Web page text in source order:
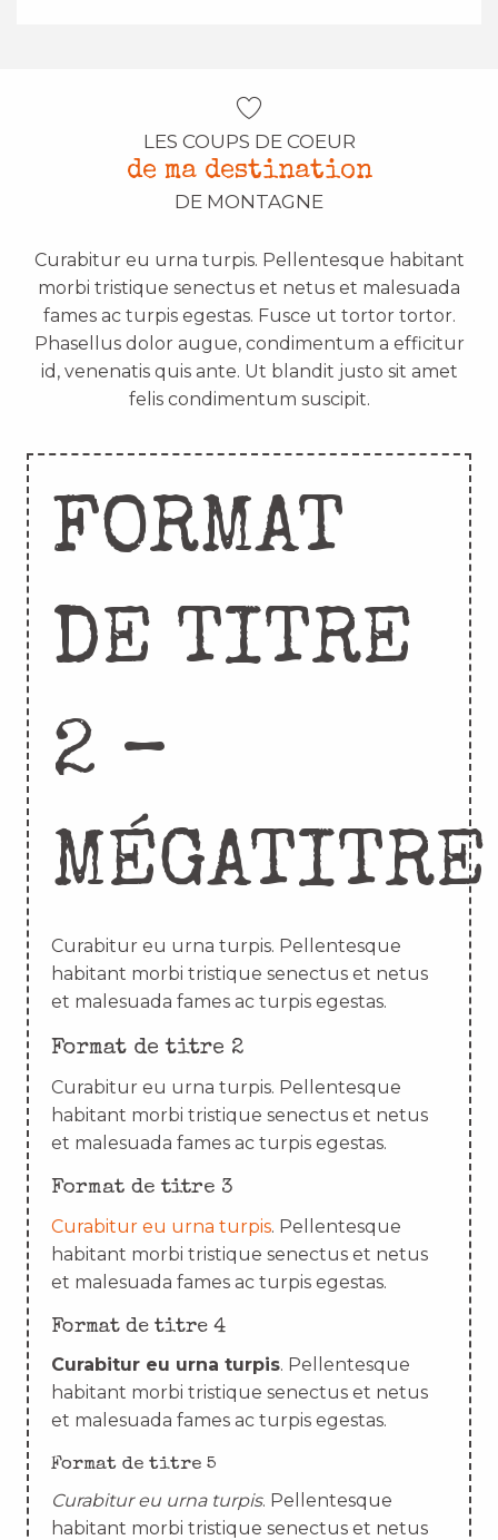
LES COUPS DE COEUR
de ma destination
DE MONTAGNE
Curabitur eu urna turpis. Pellentesque habitant
morbi tristique senectus et netus et malesuada
fames ac turpis egestas. Fusce ut tortor tortor.
Phasellus dolor augue, condimentum a efficitur
id, venenatis quis ante. Ut blandit justo sit amet
felis condimentum suscipit.
FORMAT
DE TITRE
2 –
MÉGATITRE
Curabitur eu urna turpis. Pellentesque
habitant morbi tristique senectus et netus
et malesuada fames ac turpis egestas.
Format de titre 2
Curabitur eu urna turpis. Pellentesque
habitant morbi tristique senectus et netus
et malesuada fames ac turpis egestas.
Format de titre 3
Curabitur eu urna turpis. Pellentesque
habitant morbi tristique senectus et netus
et malesuada fames ac turpis egestas.
Format de titre 4
Curabitur eu urna turpis. Pellentesque
habitant morbi tristique senectus et netus
et malesuada fames ac turpis egestas.
Format de titre 5
Curabitur eu urna turpis. Pellentesque
habitant morbi tristique senectus et netus